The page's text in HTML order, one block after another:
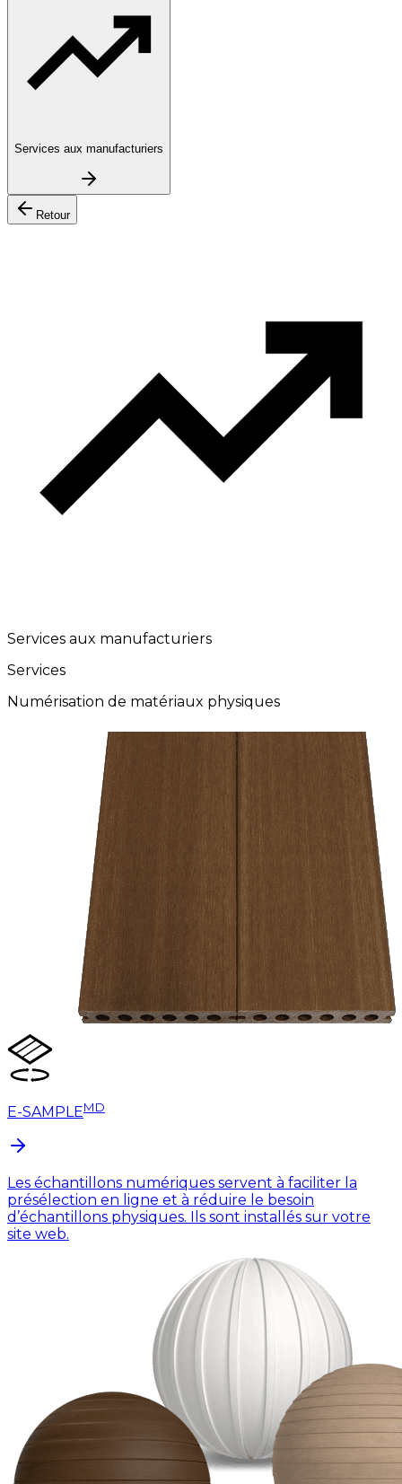
Services aux manufacturiers
Retour
Services aux manufacturiers
Services
Numérisation de matériaux physiques
E-SAMPLEMD
Les échantillons numériques servent à faciliter la
présélection en ligne et à réduire le besoin
d’échantillons physiques. Ils sont installés sur votre
site web.